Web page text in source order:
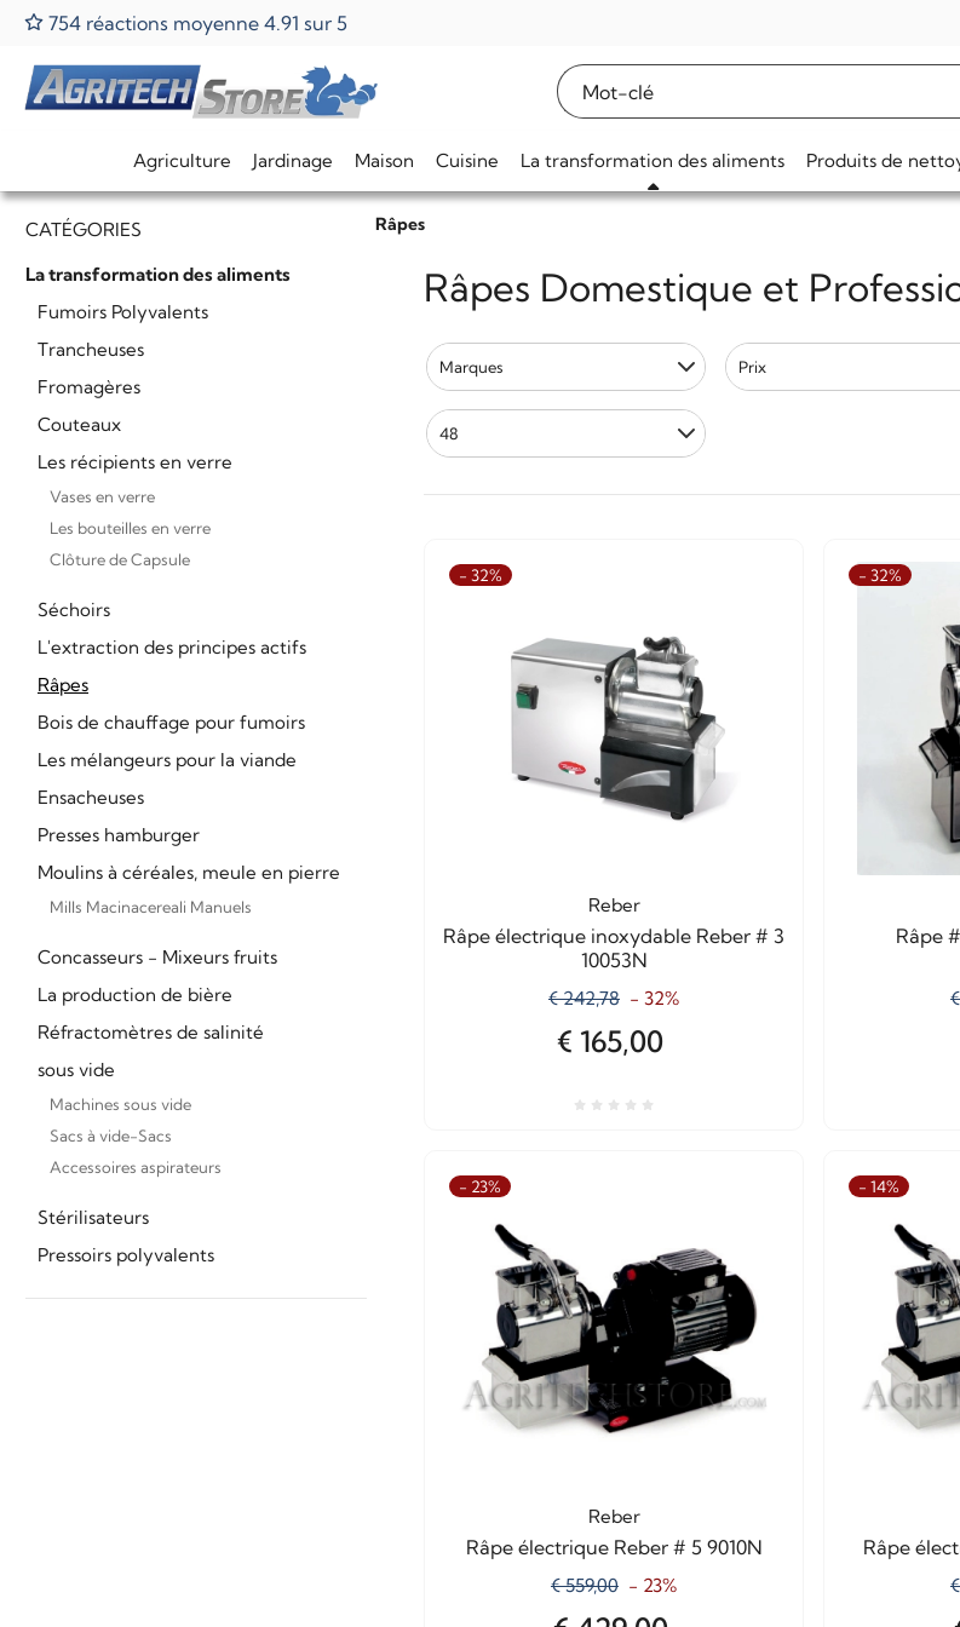
754 réactions moyenne 4.91 sur 5
Agriculture Jardinage Maison Cuisine La transformation des aliments Produits de
Home La transformation des aliments Râpes
CATÉGORIES
La transformation des aliments
Fumoirs Polyvalents
Trancheuses
Fromagères
Couteaux
Les récipients en verre
Vases en verre
Les bouteilles en verre
Clôture de Capsule
Séchoirs
L'extraction des principes actifs
Râpes
Bois de chauffage pour fumoirs
Les mélangeurs pour la viande
Ensacheuses
Presses hamburger
Moulins à céréales, meule en pierre
Mills Macinacereali Manuels
Concasseurs - Mixeurs fruits
La production de bière
Réfractomètres de salinité
sous vide
Machines sous vide
Sacs à vide-Sacs
Accessoires aspirateurs
Stérilisateurs
Pressoirs polyvalents
Râpes Domestique et
Marques Prix
48
- 32%
Reber
Râpe électrique inoxydable Reber # 3
10053N
€ 242,78 - 32%
€ 165,00
- 32%
Râpe
- 23%
Reber
Râpe électrique Reber # 5 9010N
€ 559,00 - 23%
- 14%
Râpe